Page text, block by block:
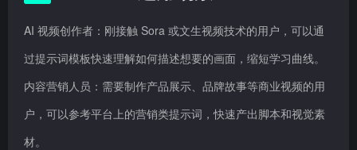
AI 视频创作者：刚接触 Sora 或文生视频技术的用户，可以通
过提示词模板快速理解如何描述想要的画面，缩短学习曲线。
内容营销人员：需要制作产品展示、品牌故事等商业视频的用
户，可以参考平台上的营销类提示词，快速产出脚本和视觉素
材。